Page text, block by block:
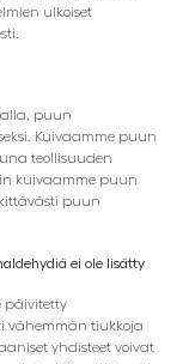
ulkoiset
puun
Kuivaamme puun
teollisuuden
kuivaamme puun
puun
ei ole lisätty
päivitetty
vähemmän tiukkoja
yhdisteet voivat